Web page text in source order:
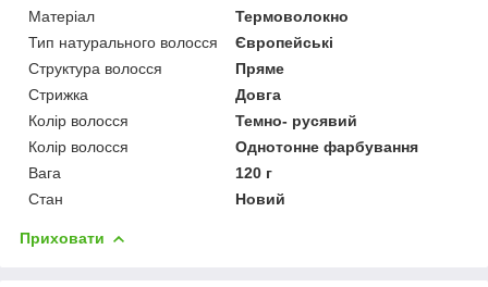
Матеріал
Термоволокно
Тип натурального волосся
Європейські
Структура волосся
Пряме
Стрижка
Довга
Колір волосся
Темно- русявий
Колір волосся
Однотонне фарбування
Вага
120 г
Стан
Новий
Приховати